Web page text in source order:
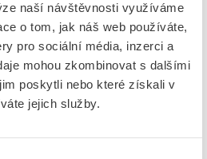
naší návštěvnosti využíváme
o tom, jak náš web používáte,
pro sociální média, inzerci a
mohou zkombinovat s dalšími
poskytli nebo které získali v
jejich služby.
2 ks